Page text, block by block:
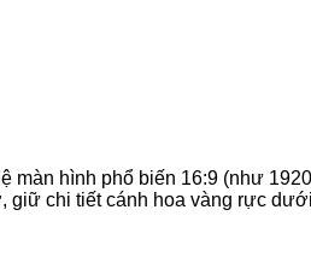
hình phổ biến 16:9 (như
giữ chi tiết cánh hoa vàng rực